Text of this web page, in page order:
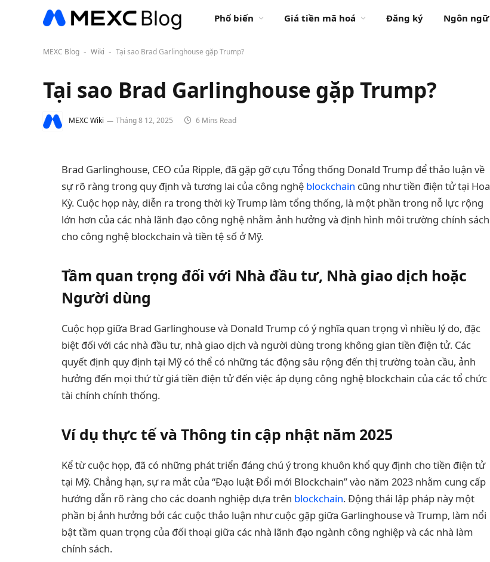
Phổ biến Giá tiền mã hoá Đăng ký Ngôn ngữ
MEXC Blog - Wiki - Tại sao Brad Garlinghouse gặp Trump?
Tại sao Brad Garlinghouse gặp Trump?
MEXC Wiki Tháng 8 12, 2025 6 Mins Read
Brad Garlinghouse, CEO của Ripple, đã gặp gỡ cựu Tổng thống Donald Trump để thảo luận về
sự rõ ràng trong quy định và tương lai của công nghệ blockchain cũng như tiền điện tử tại Hoa
Kỳ. Cuộc họp này, diễn ra trong thời kỳ Trump làm tổng thống, là một phần trong nỗ lực rộng
lớn hơn của các nhà lãnh đạo công nghệ nhằm ảnh hưởng và định hình môi trường chính sách
cho công nghệ blockchain và tiền tệ số ở Mỹ.
Tầm quan trọng đối với Nhà đầu tư, Nhà giao dịch hoặc
Người dùng
Cuộc họp giữa Brad Garlinghouse và Donald Trump có ý nghĩa quan trọng vì nhiều lý do, đặc
biệt đối với các nhà đầu tư, nhà giao dịch và người dùng trong không gian tiền điện tử. Các
quyết định quy định tại Mỹ có thể có những tác động sâu rộng đến thị trường toàn cầu, ảnh
hưởng đến mọi thứ từ giá tiền điện tử đến việc áp dụng công nghệ blockchain của các tổ chức
tài chính chính thống.
Ví dụ thực tế và Thông tin cập nhật năm 2025
Kể từ cuộc họp, đã có những phát triển đáng chú ý trong khuôn khổ quy định cho tiền điện tử
tại Mỹ. Chẳng hạn, sự ra mắt của “Đạo luật Đổi mới Blockchain” vào năm 2023 nhằm cung cấp
hướng dẫn rõ ràng cho các doanh nghiệp dựa trên blockchain. Động thái lập pháp này một
phần bị ảnh hưởng bởi các cuộc thảo luận như cuộc gặp giữa Garlinghouse và Trump, làm nổi
bật tầm quan trọng của đối thoại giữa các nhà lãnh đạo ngành công nghiệp và các nhà làm
chính sách.